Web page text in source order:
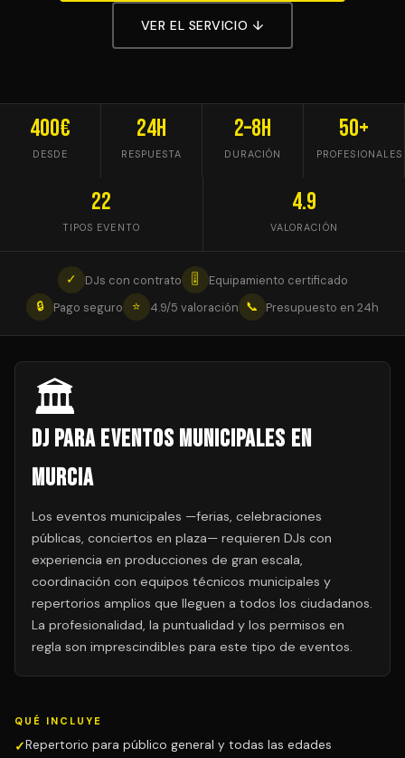
VER EL SERVICIO ↓
400€
DESDE
24h
RESPUESTA
2–8h
DURACIÓN
50+
PROFESIONALES
22
TIPOS EVENTO
4.9
VALORACIÓN
✓ DJs con contrato 🎚
Equipamiento certificado
🔒
Pago seguro ⭐ 4.9/5 valoración 📞 Presupuesto en 24h
🏛️
DJ para Eventos Municipales en
Murcia
Los eventos municipales —ferias, celebraciones
públicas, conciertos en plaza— requieren DJs con
experiencia en producciones de gran escala,
coordinación con equipos técnicos municipales y
repertorios amplios que lleguen a todos los ciudadanos.
La profesionalidad, la puntualidad y los permisos en
regla son imprescindibles para este tipo de eventos.
QUÉ INCLUYE
Repertorio para público general y todas las edades